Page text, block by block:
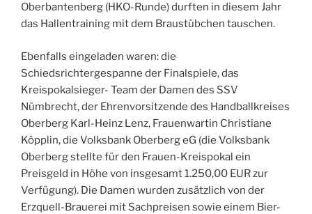
Oberbantenberg (HKO-Runde) durften in diesem Jahr
das Hallentraining mit dem Braustübchen tauschen.
Ebenfalls eingeladen waren: die
Schiedsrichtergespanne der Finalspiele, das
Kreispokalsieger- Team der Damen des SSV
Nümbrecht, der Ehrenvorsitzende des Handballkreises
Oberberg Karl-Heinz Lenz, Frauenwartin Christiane
Köpplin, die Volksbank Oberberg eG (die Volksbank
Oberberg stellte für den Frauen-Kreispokal ein
Preisgeld in Höhe von insgesamt 1.250,00 EUR zur
Verfügung). Die Damen wurden zusätzlich von der
Erzquell-Brauerei mit Sachpreisen sowie einem Bier-